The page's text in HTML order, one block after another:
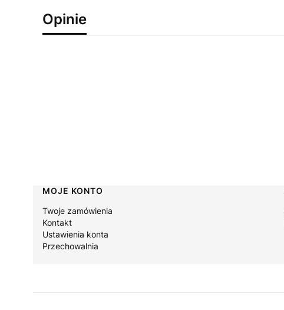
Opinie
Linki w stopce
MOJE KONTO
Twoje zamówienia
Kontakt
Ustawienia konta
Przechowalnia